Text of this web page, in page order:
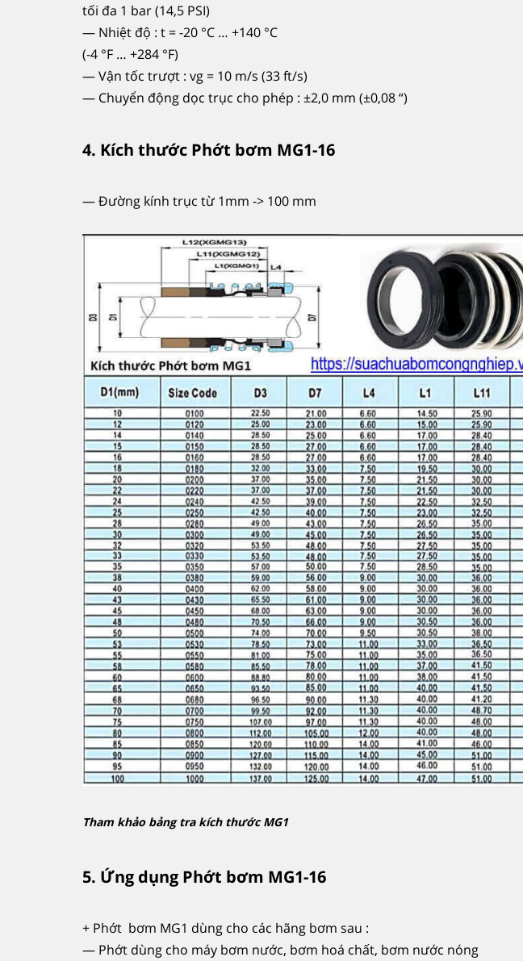
tối đa 1 bar (14,5 PSI)
— Nhiệt độ : t = -20 °C … +140 °C
(-4 °F … +284 °F)
— Vận tốc trượt : vg = 10 m/s (33 ft/s)
— Chuyển động dọc trục cho phép : ±2,0 mm (±0,08 “)
4. Kích thước Phớt bơm MG1-16
— Đường kính trục từ 1mm -> 100 mm
Tham khảo bảng tra kích thước MG1
5. Ứng dụng Phớt bơm MG1-16
+ Phớt bơm MG1 dùng cho các hãng bơm sau :
— Phớt dùng cho máy bơm nước, bơm hoá chất, bơm nước nóng